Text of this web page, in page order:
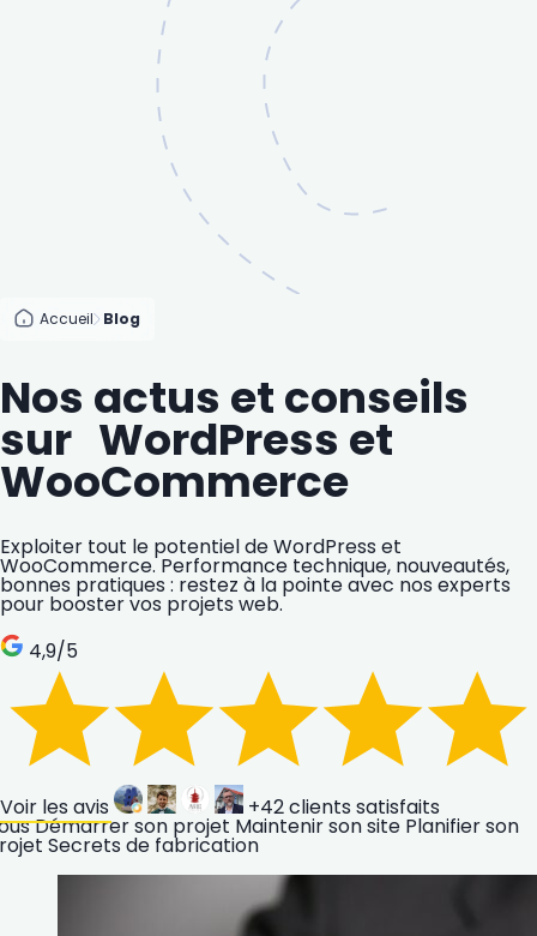
Accueil Blog
Nos actus et conseils
sur WordPress et
WooCommerce
Exploiter tout le potentiel de WordPress et
WooCommerce. Performance technique, nouveautés,
bonnes pratiques : restez à la pointe avec nos experts
pour booster vos projets web.
4,9/5
Voir les avis +42clients satisfaits
Démarrer son projet Maintenir son site Planifier son
Secrets de fabrication